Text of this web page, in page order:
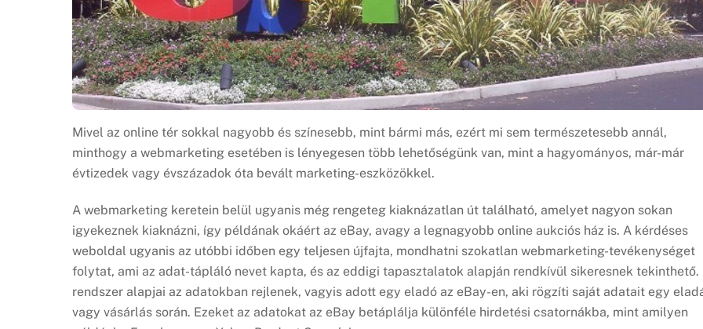
Mivel az online tér sokkal nagyobb és színesebb, mint bármi más, ezért mi sem természetesebb annál,
minthogy a webmarketing esetében is lényegesen több lehetőségünk van, mint a hagyományos, már-már
évtizedek vagy évszázadok óta bevált marketing-eszközökkel.
A webmarketing keretein belül ugyanis még rengeteg kiaknázatlan út található, amelyet nagyon sokan
igyekeznek kiaknázni, így példának okáért az eBay, avagy a legnagyobb online aukciós ház is. A kérdéses
weboldal ugyanis az utóbbi időben egy teljesen újfajta, mondhatni szokatlan webmarketing-tevékenységet
folytat, ami az adat-tápláló nevet kapta, és az eddigi tapasztalatok alapján rendkívül sikeresnek tekinthető.
rendszer alapjai az adatokban rejlenek, vagyis adott egy eladó az eBay-en, aki rögzíti saját adatait egy
vagy vásárlás során. Ezeket az adatokat az eBay betáplálja különféle hirdetési csatornákba, mint amilyen